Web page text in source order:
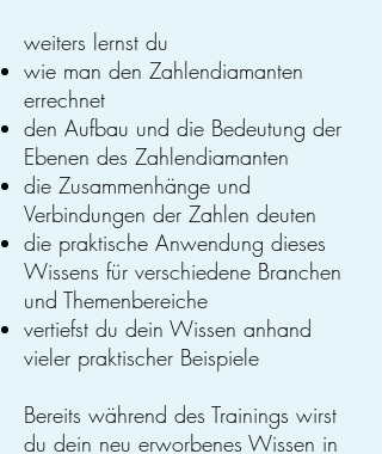
weiters ​ lernst du
wie man den Zahlendiamanten
errechnet
den Aufbau und die Bedeutung der
Ebenen des Zahlendiamanten
die Zusammenhänge und
Verbindungen der Zahlen deuten
die praktische Anwendung dieses
Wissens für verschiedene Branchen
und Themenbereiche
vertiefst du dein Wissen anhand
vieler praktischer Beispiele
Bereits während des Trainings wirst
du dein neu erworbenes Wissen in